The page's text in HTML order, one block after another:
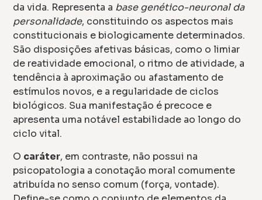
da vida. Representa a base genético-neuronal da
personalidade, constituindo os aspectos mais
constitucionais e biologicamente determinados.
São disposições afetivas básicas, como o limiar
de reatividade emocional, o ritmo de atividade, a
tendência à aproximação ou afastamento de
estímulos novos, e a regularidade de ciclos
biológicos. Sua manifestação é precoce e
apresenta uma notável estabilidade ao longo do
ciclo vital.
O caráter, em contraste, não possui na
psicopatologia a conotação moral comumente
atribuída no senso comum (força, vontade).